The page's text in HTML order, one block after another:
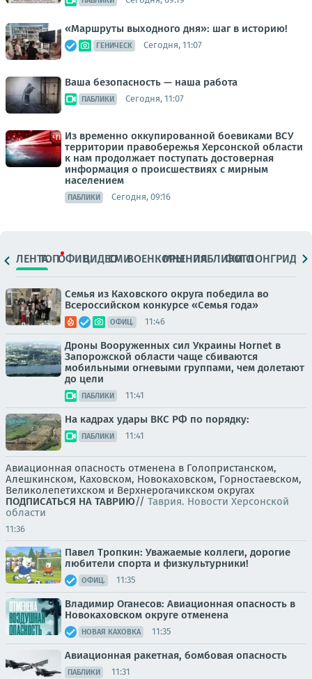
«Маршруты выходного дня»: шаг в историю!
ГЕНИЧЕСК Сегодня, 11:07
Ваша безопасность — наша работа
ПАБЛИКИ Сегодня, 11:07
Из временно оккупированной боевиками ВСУ
территории правобережья Херсонской области
к нам продолжает поступать достоверная
информация о происшествиях с мирным
населением
ПАБЛИКИ Сегодня, 09:16
ЛЕНТАТОПОФИЦ.ВИДЕОСМИВОЕНКОРЫМНЕНИЯПАБЛИКИ
ФОТОЛОНГРИДЫ
Семья из Каховского округа победила во
Всероссийском конкурсе «Семья года»
ОФИЦ. 11:46
Дроны Вооруженных сил Украины Hornet в
Запорожской области чаще сбиваются
мобильными огневыми группами, чем долетают
до цели
ПАБЛИКИ 11:41
На кадрах удары ВКС РФ по порядку:
ПАБЛИКИ 11:41
Авиационная опасность отменена в Голопристанском,
Алешкинском, Каховском, Новокаховском, Горностаевском,
Великолепетихском и Верхнерогачикском округах
ПОДПИСАТЬСЯ НА ТАВРИЮ// Таврия. Новости Херсонской
области
11:36
Павел Тропкин: Уважаемые коллеги, дорогие
любители спорта и физкультурники!
ОФИЦ. 11:35
Владимир Оганесов: Авиационная опасность в
Новокаховском округе отменена
НОВАЯ КАХОВКА 11:35
Авиационная ракетная, бомбовая опасность
ПАБЛИКИ 11:31